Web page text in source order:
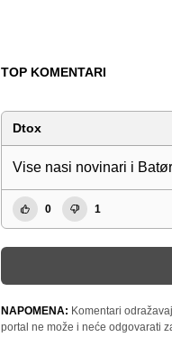
TOP KOMENTARI
Dtox
Vise nasi novinari i
0 1
NAPOMENA: Komentari
portal ne može i neće odgovarati